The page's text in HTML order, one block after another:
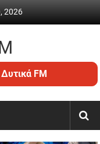
2026
FM